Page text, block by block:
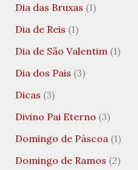
Dia das Bruxas (1)
Dia de Reis (1)
Dia de São Valentim (1)
Dia dos Pais (3)
Dicas (3)
Divino Pai Eterno (3)
Domingo de Páscoa (1)
Domingo de Ramos (2)